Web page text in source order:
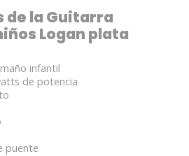
la Guitarra
Logan plata
infantil
de potencia
puente